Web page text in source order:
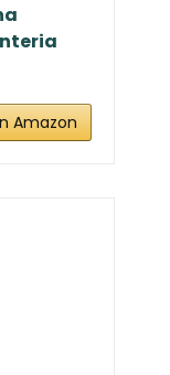
Amazon